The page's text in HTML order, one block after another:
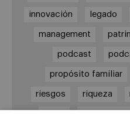
innovación legado
management
podcast
propósito familiar
riesgos riqueza